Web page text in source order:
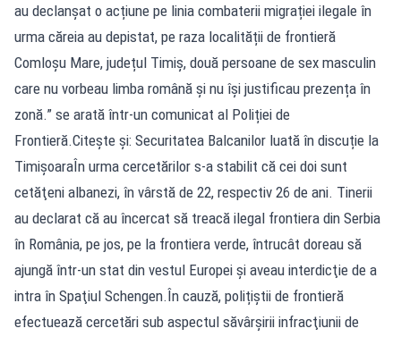
au declanșat o acțiune pe linia combaterii migrației ilegale în
urma căreia au depistat, pe raza localității de frontieră
Comloșu Mare, județul Timiș, două persoane de sex masculin
care nu vorbeau limba română și nu își justificau prezența în
zonă.” se arată într-un comunicat al Poliției de
Frontieră.Citește și: Securitatea Balcanilor luată în discuție la
TimișoaraÎn urma cercetărilor s-a stabilit că cei doi sunt
cetăţeni albanezi, în vârstă de 22, respectiv 26 de ani. Tinerii
au declarat că au încercat să treacă ilegal frontiera din Serbia
în România, pe jos, pe la frontiera verde, întrucât doreau să
ajungă într-un stat din vestul Europei şi aveau interdicţie de a
intra în Spaţiul Schengen.În cauză, polițiștii de frontieră
efectuează cercetări sub aspectul săvârşirii infracţiunii de